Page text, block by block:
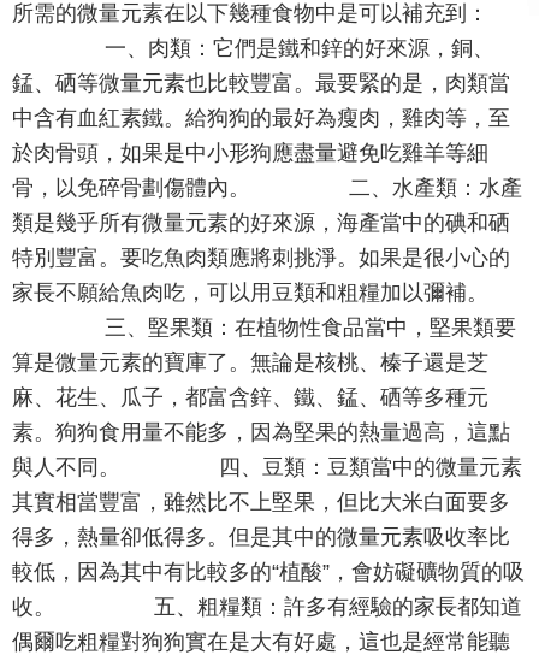
所需的微量元素在以下幾種食物中是可以補充到：
一、肉類：它們是鐵和鋅的好來源，銅、
錳、硒等微量元素也比較豐富。最要緊的是，肉類當
中含有血紅素鐵。給狗狗的最好為瘦肉，雞肉等，至
於肉骨頭，如果是中小形狗應盡量避免吃雞羊等細
骨，以免碎骨劃傷體內。 二、水產類：水產
類是幾乎所有微量元素的好來源，海產當中的碘和硒
特別豐富。要吃魚肉類應將刺挑淨。如果是很小心的
家長不願給魚肉吃，可以用豆類和粗糧加以彌補。
三、堅果類：在植物性食品當中，堅果類要
算是微量元素的寶庫了。無論是核桃、榛子還是芝
麻、花生、瓜子，都富含鋅、鐵、錳、硒等多種元
素。狗狗食用量不能多，因為堅果的熱量過高，這點
與人不同。 四、豆類：豆類當中的微量元素
其實相當豐富，雖然比不上堅果，但比大米白面要多
得多，熱量卻低得多。但是其中的微量元素吸收率比
較低，因為其中有比較多的“植酸”，會妨礙礦物質的吸
收。 五、粗糧類：許多有經驗的家長都知道
偶爾吃粗糧對狗狗實在是大有好處，這也是經常能聽